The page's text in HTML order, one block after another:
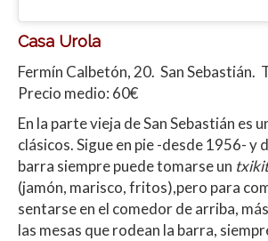
Casa Urola
Fermín Calbetón, 20. San Sebastián.
Precio medio: 60€
En la parte vieja de San Sebastián es
clásicos. Sigue en pie -desde 1956- y
barra siempre puede tomarse un
(jamón, marisco, fritos),pero para
sentarse en el comedor de arriba,
las mesas que rodean la barra,